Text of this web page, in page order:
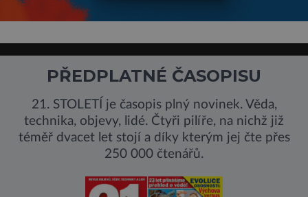
PŘEDPLATNÉ ČASOPISU
21. STOLETÍ je časopis plný novinek. Věda,
technika, objevy, lidé. Čtyři pilíře, na nichž již
téměř dvacet let stojí a díky kterým jej čte přes
250 000 čtenářů.